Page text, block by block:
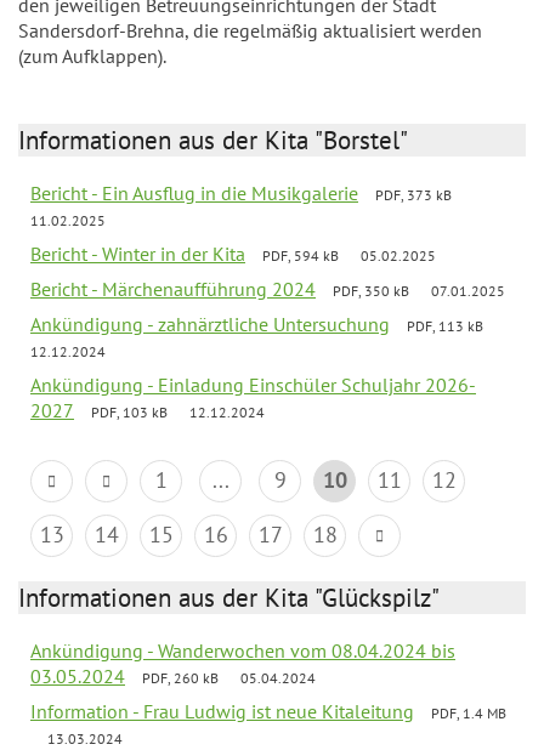
den jeweiligen Betreuungseinrichtungen der Stadt
Sandersdorf-Brehna, die regelmäßig aktualisiert werden
(zum Aufklappen).
Informationen aus der Kita "Borstel"
Bericht - Ein Ausflug in die Musikgalerie
PDF, 373 kB
11.02.2025
Bericht - Winter in der Kita PDF, 594 kB 05.02.2025
Bericht - Märchenaufführung 2024 PDF, 350 kB 07.01.2025
Ankündigung - zahnärztliche Untersuchung
PDF, 113 kB
12.12.2024
Ankündigung - Einladung Einschüler Schuljahr 2026-
2027
PDF, 103 kB 12.12.2024
1 ... 9 10 11
12
13
14 15 16 17 18
Informationen aus der Kita "Glückspilz"
Ankündigung - Wanderwochen vom 08.04.2024 bis
03.05.2024
PDF, 260 kB 05.04.2024
Information - Frau Ludwig ist neue Kitaleitung
PDF, 1.4 MB
13.03.2024